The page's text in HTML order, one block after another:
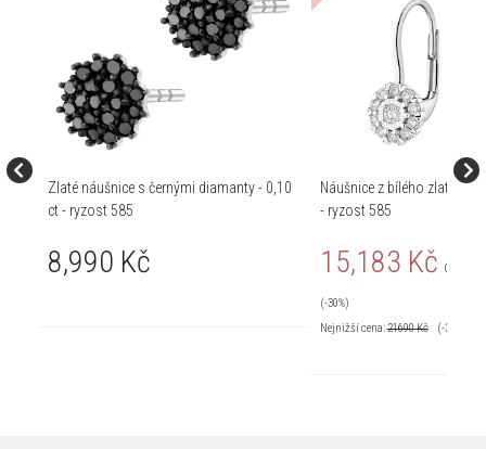
Zlaté náušnice s černými diamanty - 0,10
ct - ryzost 585
8,990 Kč
Náušnice z bílého zlata s brilianty - 0,20 ct
- ryzost 585
15,183 Kč Cena
(-30%)
Nejnižší cena:21690Kč (-30%)